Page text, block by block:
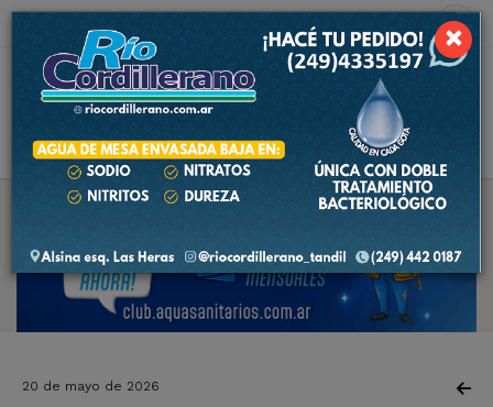
2.6 ºC
20 de mayo de 2026
×